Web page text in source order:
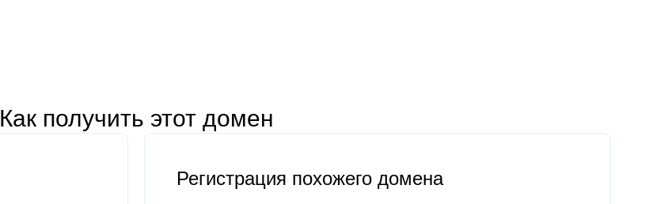
Как получить этот домен
Регистрация похожего домена